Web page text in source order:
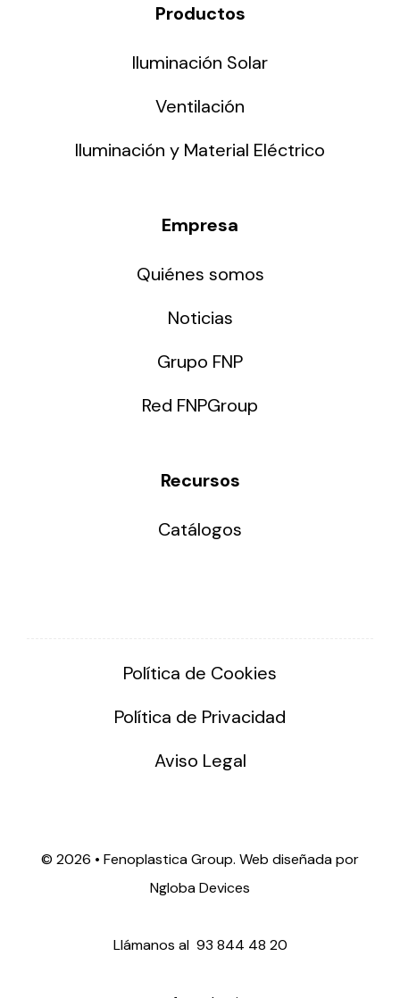
Productos
Iluminación Solar
Ventilación
Iluminación y Material Eléctrico
Empresa
Quiénes somos
Noticias
Grupo FNP
Red FNPGroup
Recursos
Catálogos
Política de Cookies
Política de Privacidad
Aviso Legal
© 2026 • Fenoplastica Group. Web diseñada por
Ngloba Devices
Llámanos al 93 844 48 20